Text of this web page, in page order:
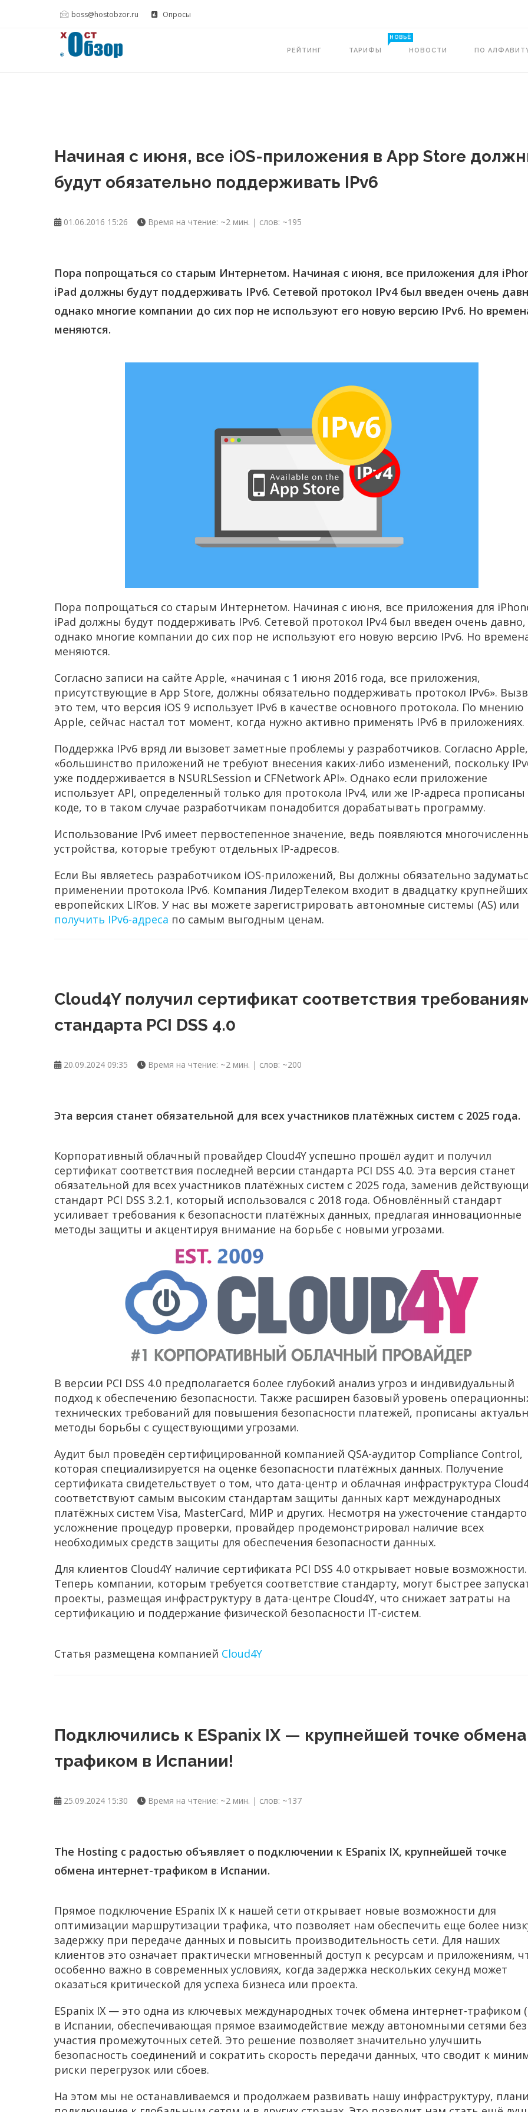
boss@hostobzor.ru Опросы
РЕЙТИНГ ТАРИФЫ
НОВЬЁ
НОВОСТИ ПО
Начиная с июня, все iOS-приложения в App Store
будут обязательно поддерживать IPv6
01.06.2016 15:26 Время на чтение: ~2 мин. | слов: ~195
Пора попрощаться со старым Интернетом. Начиная с июня, все приложения для
iPad должны будут поддерживать IPv6. Сетевой протокол IPv4 был введен очень
однако многие компании до сих пор не используют его новую версию IPv6. Но
меняются.
Пора попрощаться со старым Интернетом. Начиная с июня, все приложения для
iPad должны будут поддерживать IPv6. Сетевой протокол IPv4 был введен очень давно,
однако многие компании до сих пор не используют его новую версию IPv6. Но
меняются.
Согласно записи на сайте Apple, «начиная с 1 июня 2016 года, все приложения,
присутствующие в App Store, должны обязательно поддерживать протокол IPv6».
это тем, что версия iOS 9 использует IPv6 в качестве основного протокола. По мнению
Apple, сейчас настал тот момент, когда нужно активно применять IPv6 в приложениях.
Поддержка IPv6 вряд ли вызовет заметные проблемы у разработчиков. Согласно Apple,
«большинство приложений не требуют внесения каких-либо изменений, поскольку
уже поддерживается в NSURLSession и CFNetwork API». Однако если приложение
использует API, определенный только для протокола IPv4, или же IP-адреса прописаны
коде, то в таком случае разработчикам понадобится дорабатывать программу.
Использование IPv6 имеет первостепенное значение, ведь появляются
устройства, которые требуют отдельных IP-адресов.
Если Вы являетесь разработчиком iOS-приложений, Вы должны обязательно
применении протокола IPv6. Компания ЛидерТелеком входит в двадцатку крупнейших
европейских LIR’ов. У нас вы можете зарегистрировать автономные системы (AS) или
получить IPv6-адреса по самым выгодным ценам.
Cloud4Y получил сертификат соответствия
стандарта PCI DSS 4.0
20.09.2024 09:35 Время на чтение: ~2 мин. | слов: ~200
Эта версия станет обязательной для всех участников платёжных систем с 2025 года.
Корпоративный облачный провайдер Cloud4Y успешно прошёл аудит и получил
сертификат соответствия последней версии стандарта PCI DSS 4.0. Эта версия станет
обязательной для всех участников платёжных систем с 2025 года, заменив
стандарт PCI DSS 3.2.1, который использовался с 2018 года. Обновлённый стандарт
усиливает требования к безопасности платёжных данных, предлагая инновационные
методы защиты и акцентируя внимание на борьбе с новыми угрозами.
В версии PCI DSS 4.0 предполагается более глубокий анализ угроз и индивидуальный
подход к обеспечению безопасности. Также расширен базовый уровень
технических требований для повышения безопасности платежей, прописаны
методы борьбы с существующими угрозами.
Аудит был проведён сертифицированной компанией QSA-аудитор Compliance Control,
которая специализируется на оценке безопасности платёжных данных. Получение
сертификата свидетельствует о том, что дата-центр и облачная инфраструктура
соответствуют самым высоким стандартам защиты данных карт международных
платёжных систем Visa, MasterCard, МИР и других. Несмотря на ужесточение
усложнение процедур проверки, провайдер продемонстрировал наличие всех
необходимых средств защиты для обеспечения безопасности данных.
Для клиентов Cloud4Y наличие сертификата PCI DSS 4.0 открывает новые возможности.
Теперь компании, которым требуется соответствие стандарту, могут быстрее
проекты, размещая инфраструктуру в дата-центре Cloud4Y, что снижает затраты на
сертификацию и поддержание физической безопасности IT-систем.
Статья размещена компанией Cloud4Y
Подключились к ESpanix IX — крупнейшей точке обмена
трафиком в Испании!
25.09.2024 15:30 Время на чтение: ~2 мин. | слов: ~137
The Hosting с радостью объявляет о подключении к ESpanix IX, крупнейшей точке
обмена интернет-трафиком в Испании.
Прямое подключение ESpanix IX к нашей сети открывает новые возможности для
оптимизации маршрутизации трафика, что позволяет нам обеспечить еще более
задержку при передаче данных и повысить производительность сети. Для наших
клиентов это означает практически мгновенный доступ к ресурсам и приложениям,
особенно важно в современных условиях, когда задержка нескольких секунд может
оказаться критической для успеха бизнеса или проекта.
ESpanix IX — это одна из ключевых международных точек обмена интернет-трафиком
в Испании, обеспечивающая прямое взаимодействие между автономными сетями без
участия промежуточных сетей. Это решение позволяет значительно улучшить
безопасность соединений и сократить скорость передачи данных, что сводит к
риски перегрузок или сбоев.
На этом мы не останавливаемся и продолжаем развивать нашу инфраструктуру,